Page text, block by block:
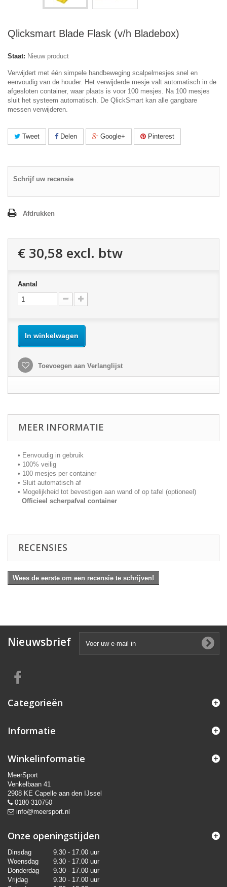
Qlicksmart Blade Flask (v/h Bladebox)
Staat: Nieuw product
Verwijdert met één simpele handbeweging scalpelmesjes snel en
eenvoudig van de houder. Het verwijderde mesje valt automatisch in de
afgesloten container, waar plaats is voor 100 mesjes. Na 100 mesjes
sluit het systeem automatisch. De QlickSmart kan alle gangbare
messen verwijderen.
Tweet Delen Google+ Pinterest
Schrijf uw recensie
Afdrukken
€ 30,58 excl. btw
Aantal
In winkelwagen
Toevoegen aan Verlanglijst
MEER INFORMATIE
• Eenvoudig in gebruik
• 100% veilig
• 100 mesjes per container
• Sluit automatisch af
• Mogelijkheid tot bevestigen aan wand of op tafel (optioneel)
Officieel scherpafval container
RECENSIES
Wees de eerste om een recensie te schrijven!
Nieuwsbrief
Categorieën
Informatie
Winkelinformatie
MeerSport
Venkelbaan 41
2908 KE Capelle aan den IJssel
0180-310750
info@meersport.nl
Onze openingstijden
Dinsdag
9.30 - 17.00 uur
Woensdag
9.30 - 17.00 uur
Donderdag
9.30 - 17.00 uur
Vrijdag
9.30 - 17.00 uur